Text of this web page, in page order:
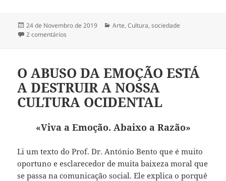
Publicado
a
24 de Novembro de 2019 Categorias
Arte,Cultura,sociedade
2 comentários
O ABUSO DA EMOÇÃO ESTÁ
A DESTRUIR A NOSSA
CULTURA OCIDENTAL
«Viva a Emoção. Abaixo a Razão»
Li um texto do Prof. Dr. António Bento que é muito
oportuno e esclarecedor de muita baixeza moral que
se passa na comunicação social. Ele explica o porquê